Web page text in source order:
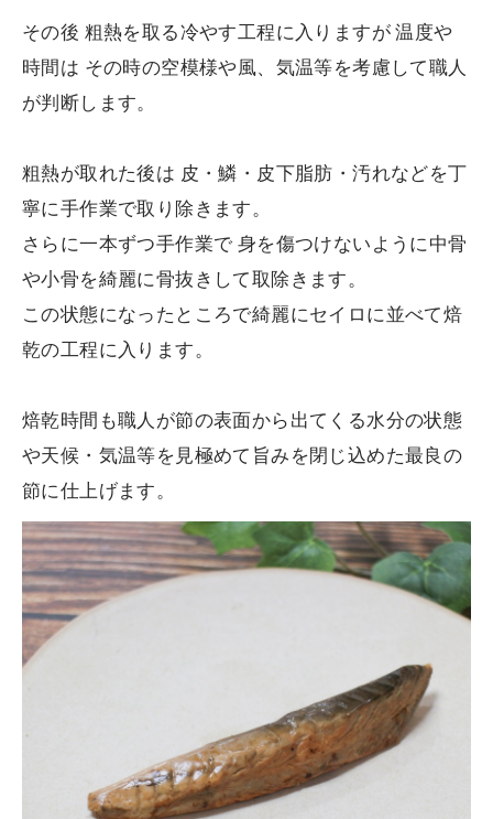
その後 粗熱を取る冷やす工程に入りますが 温度や
時間は その時の空模様や風、気温等を考慮して職人
が判断します。
粗熱が取れた後は 皮・鱗・皮下脂肪・汚れなどを丁
寧に手作業で取り除きます。
さらに一本ずつ手作業で 身を傷つけないように中骨
や小骨を綺麗に骨抜きして取除きます。
この状態になったところで綺麗にセイロに並べて焙
乾の工程に入ります。
焙乾時間も職人が節の表面から出てくる水分の状態
や天候・気温等を見極めて旨みを閉じ込めた最良の
節に仕上げます。